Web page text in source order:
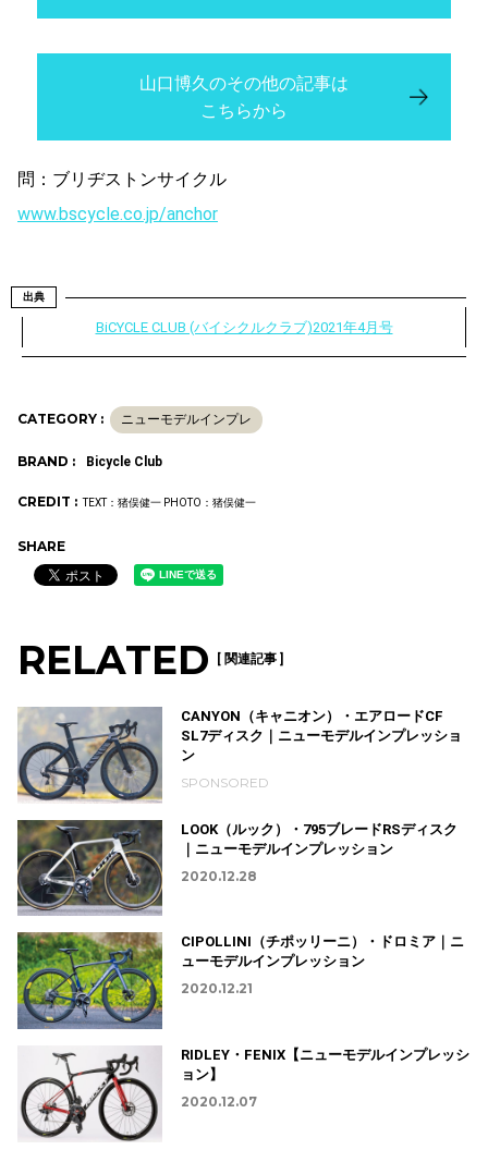
山口博久のその他の記事は
こちらから
問：ブリヂストンサイクル
www.bscycle.co.jp/anchor
出典
BiCYCLE CLUB (バイシクルクラブ)2021年4月号
CATEGORY : ニューモデルインプレ
BRAND : Bicycle Club
CREDIT : TEXT：猪俣健一 PHOTO：猪俣健一
SHARE
RELATED [ 関連記事 ]
CANYON（キャニオン）・エアロードCF
SL7ディスク｜ニューモデルインプレッショ
ン
SPONSORED
LOOK（ルック）・795ブレードRSディスク
｜ニューモデルインプレッション
2020.12.28
CIPOLLINI（チポッリーニ）・ドロミア｜ニ
ューモデルインプレッション
2020.12.21
RIDLEY・FENIX【ニューモデルインプレッシ
ョン】
2020.12.07